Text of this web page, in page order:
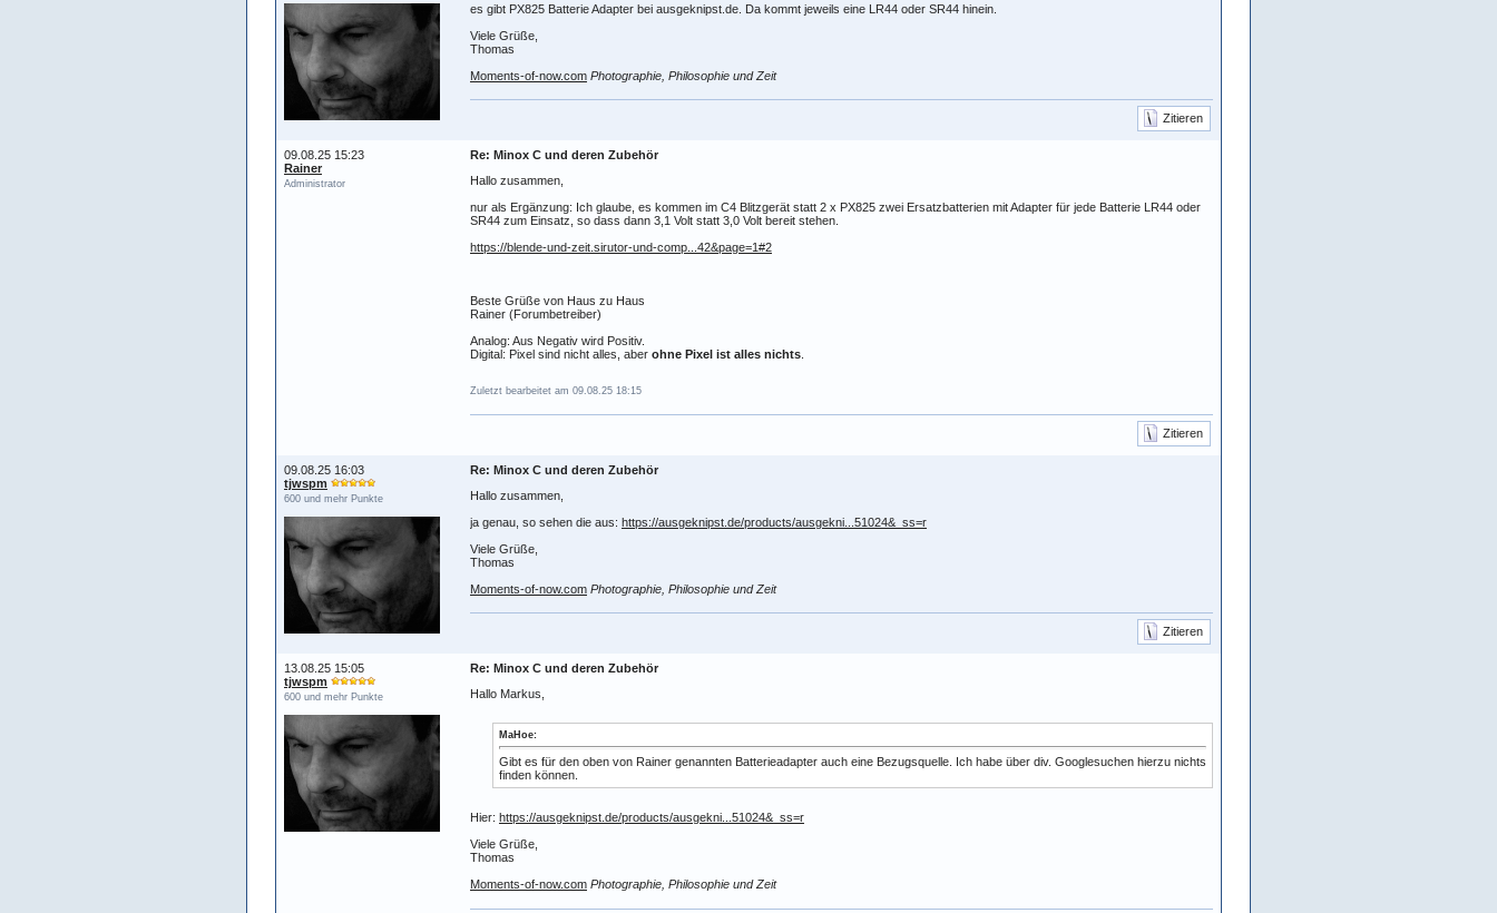
es gibt PX825 Batterie Adapter bei ausgeknipst.de. Da kommt jeweils eine LR44 oder SR44 hinein.
Viele Grüße,
Thomas
Moments-of-now.com Photographie, Philosophie und Zeit
Zitieren
09.08.25 15:23
Rainer
Administrator
Re: Minox C und deren Zubehör
Hallo zusammen,
nur als Ergänzung: Ich glaube, es kommen im C4 Blitzgerät statt 2 x PX825 zwei Ersatzbatterien mit Adapter für jede Batterie LR44 oder
SR44 zum Einsatz, so dass dann 3,1 Volt statt 3,0 Volt bereit stehen.
https://blende-und-zeit.sirutor-und-comp...42&page=1#2
Beste Grüße von Haus zu Haus
Rainer (Forumbetreiber)
Analog: Aus Negativ wird Positiv.
Digital: Pixel sind nicht alles, aber ohne Pixel ist alles nichts
Zuletzt bearbeitet am 09.08.25 18:15
Zitieren
09.08.25 16:03
tjwspm
600 und mehr Punkte
Re: Minox C und deren Zubehör
Hallo zusammen,
ja genau, so sehen die aus: https://ausgeknipst.de/products/ausgekni...51024&_ss=r
Viele Grüße,
Thomas
Moments-of-now.com Photographie, Philosophie und Zeit
Zitieren
13.08.25 15:05
tjwspm
600 und mehr Punkte
Re: Minox C und deren Zubehör
Hallo Markus,
MaHoe:
Gibt es für den oben von Rainer genannten Batterieadapter auch eine Bezugsquelle. Ich habe über div. Googlesuchen hierzu nichts
finden können.
Hier: https://ausgeknipst.de/products/ausgekni...51024&_ss=r
Viele Grüße,
Thomas
Moments-of-now.com Photographie, Philosophie und Zeit